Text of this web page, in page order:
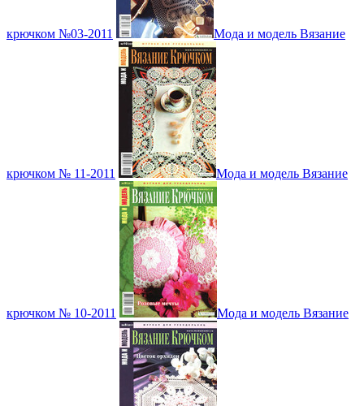
крючком №03-2011 Мода и модель Вязание
крючком № 11-2011 Мода и модель Вязание
крючком № 10-2011 Мода и модель Вязание